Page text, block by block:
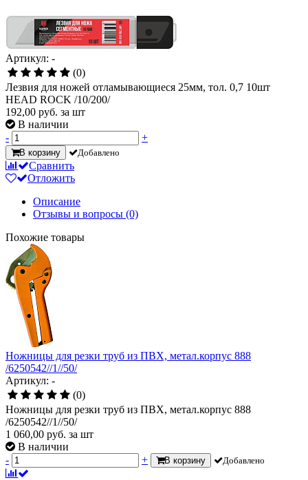
Артикул: -
(0)
Лезвия для ножей отламывающиеся 25мм, тол. 0,7 10шт
HEAD ROCK /10/200/
192,00 руб. за шт
В наличии
-
+
В корзину Добавлено
Сравнить
Отложить
Описание
Отзывы и вопросы (0)
Похожие товары
Ножницы для резки труб из ПВХ, метал.корпус 888
/6250542//1//50/
Артикул: -
(0)
Ножницы для резки труб из ПВХ, метал.корпус 888
/6250542//1//50/
1 060,00 руб. за шт
В наличии
-
+ В корзину Добавлено